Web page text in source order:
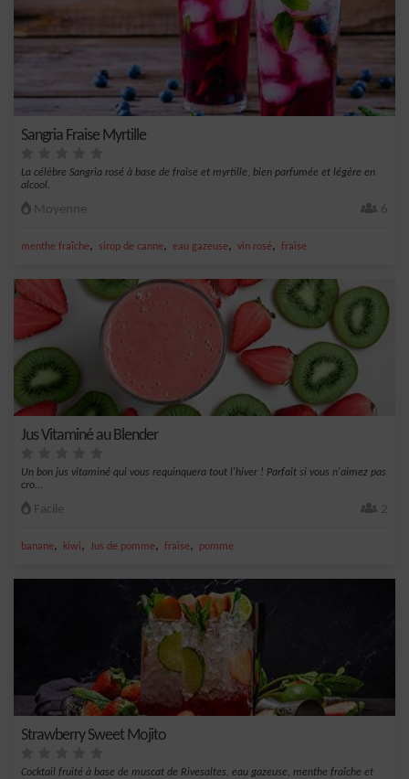
Sangria Fraise Myrtille
La célèbre Sangria rosé à base de fraise et myrtille, bien parfumée et légère en
alcool.
Moyenne 6
menthe fraîche, sirop de canne, eau gazeuse, vin rosé, fraise
Jus Vitaminé au Blender
Un bon jus vitaminé qui vous requinquera tout l'hiver ! Parfait si vous n'aimez pas
cro...
Facile 2
banane, kiwi, Jus de pomme, fraise, pomme
Strawberry Sweet Mojito
Cocktail fruité à base de muscat de Rivesaltes, eau gazeuse, menthe fraîche et